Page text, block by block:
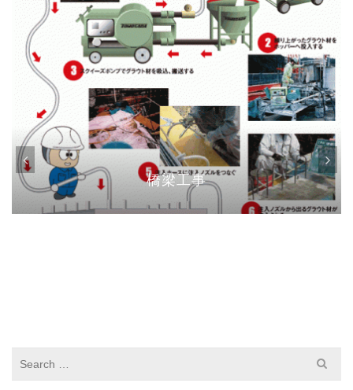
橋梁工事